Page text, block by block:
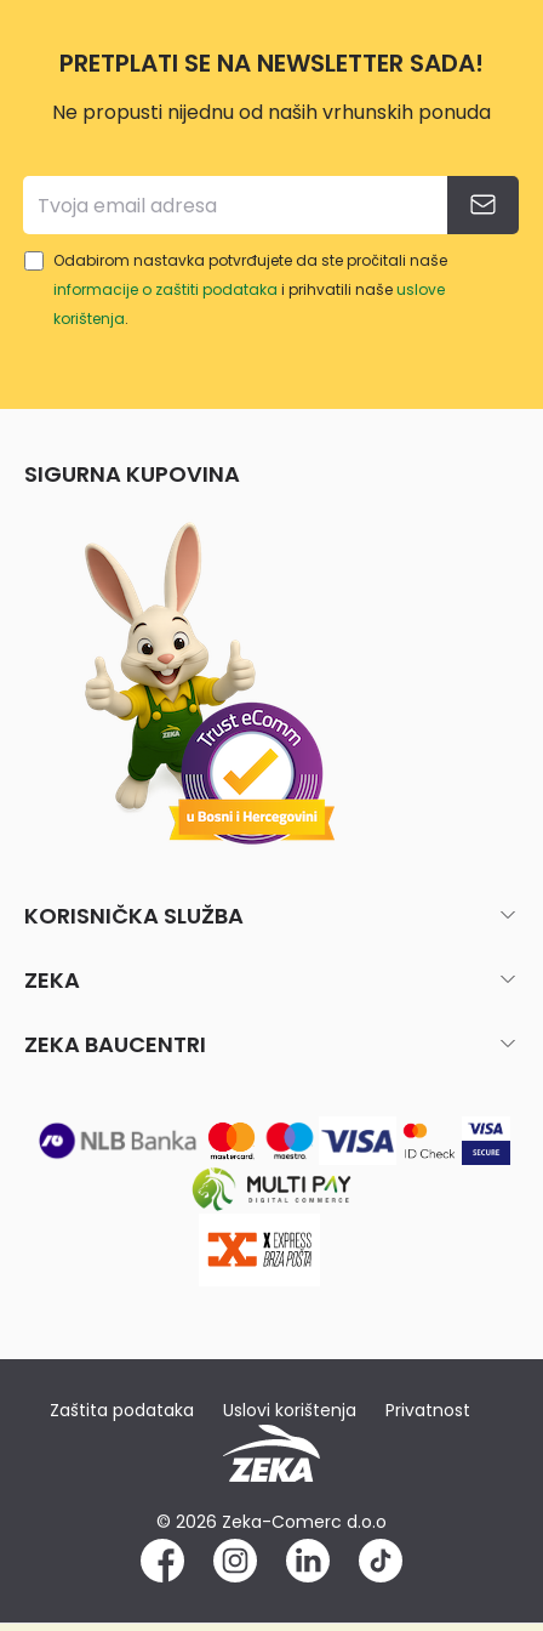
X15M
T
X15M
PRETPLATI SE NA NEWSLETTER SADA!
Ne propusti nijednu od naših vrhunskih ponuda
Odabirom nastavka potvrđujete da ste pročitali naše
informacije o zaštiti podataka i prihvatili našeuslove
korištenja.
SIGURNA KUPOVINA
KORISNIČKA SLUŽBA
ZEKA
ZEKA BAUCENTRI
Zaštita podataka Uslovi korištenja Privatnost
© 2026 Zeka-Comerc d.o.o